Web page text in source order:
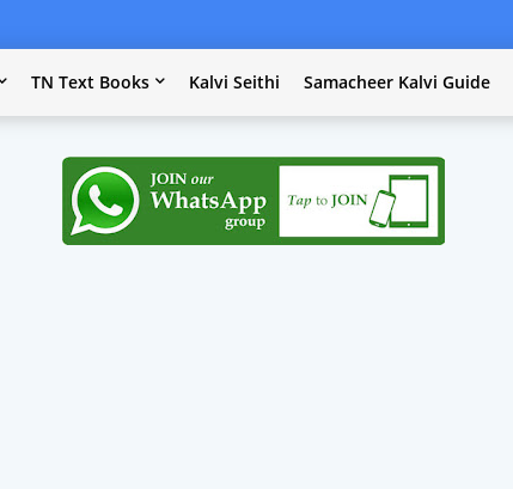
TN Text Books Kalvi Seithi Samacheer Kalvi Guide